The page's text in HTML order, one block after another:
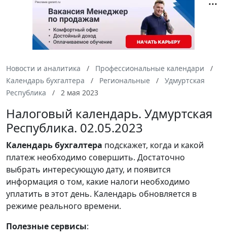
Новости и аналитика
Профессиональные календари
Календарь бухгалтера
Региональные
Удмуртская
Республика
2 мая 2023
Налоговый календарь. Удмуртская
Республика. 02.05.2023
Календарьбухгалтера подскажет, когда и какой
платеж необходимо совершить. Достаточно
выбрать интересующую дату, и появится
информация о том, какие налоги необходимо
уплатить в этот день. Календарь обновляется в
режиме реального времени.
Полезные сервисы: